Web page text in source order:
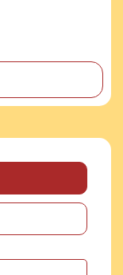
cho cộng